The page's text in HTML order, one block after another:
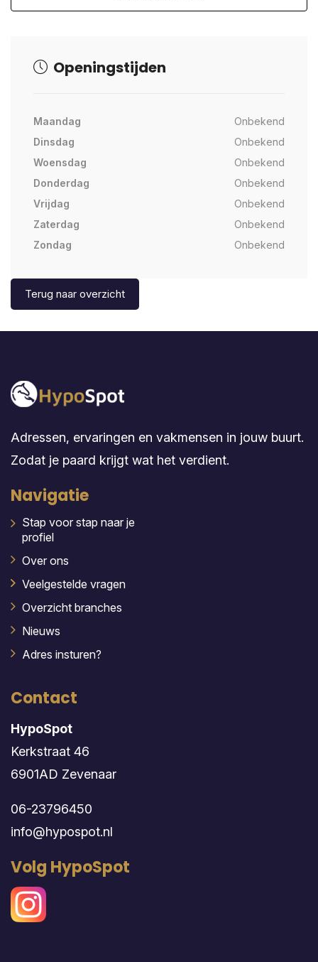
Openingstijden
Maandag
Onbekend
Dinsdag
Onbekend
Woensdag
Onbekend
Donderdag
Onbekend
Vrijdag
Onbekend
Zaterdag
Onbekend
Zondag
Onbekend
Terug naar overzicht
Adressen, ervaringen en vakmensen in jouw buurt.
Zodat je paard krijgt wat het verdient.
Navigatie
Stap voor stap naar je
profiel
Over ons
Veelgestelde vragen
Overzicht branches
Nieuws
Adres insturen?
Contact
HypoSpot
Kerkstraat 46
6901AD Zevenaar
06-23796450
info@hypospot.nl
Volg HypoSpot